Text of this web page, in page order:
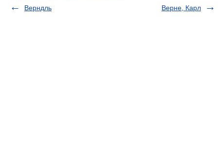
Верндль
Верне, Карл